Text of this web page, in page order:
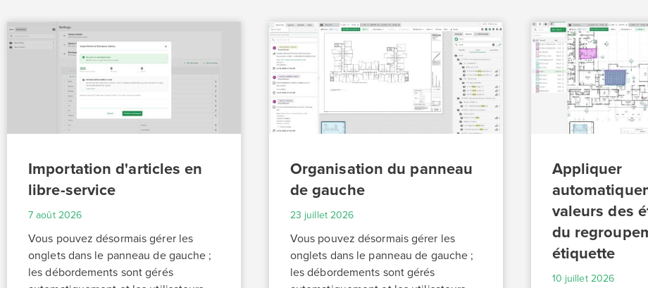
Importation d'articles en
libre-service
7 août 2026
Vous pouvez désormais gérer les
onglets dans le panneau de gauche ;
les débordements sont gérés
Organisation du panneau
de gauche
23 juillet 2026
Vous pouvez désormais gérer les
onglets dans le panneau de gauche ;
les débordements sont gérés
Appliquer
valeurs des
du
étiquette
10 juillet 2026